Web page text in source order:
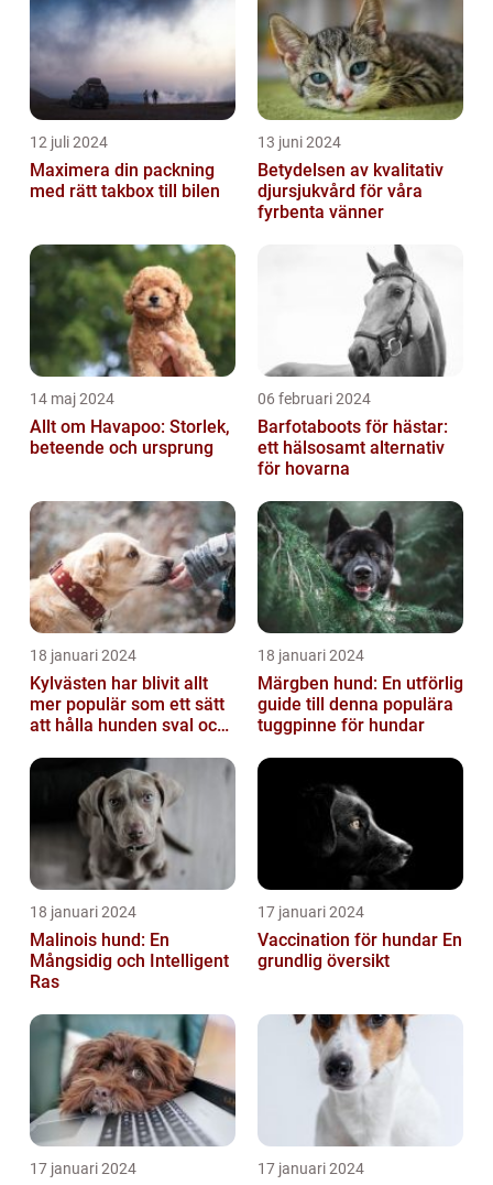
12 juli 2024
Maximera din packning
med rätt takbox till bilen
13 juni 2024
Betydelsen av kvalitativ
djursjukvård för våra
fyrbenta vänner
14 maj 2024
Allt om Havapoo: Storlek,
beteende och ursprung
06 februari 2024
Barfotaboots för hästar:
ett hälsosamt alternativ
för hovarna
18 januari 2024
Kylvästen har blivit allt
mer populär som ett sätt
att hålla hunden sval och
väde...
18 januari 2024
Märgben hund: En utförlig
guide till denna populära
tuggpinne för hundar
18 januari 2024
Malinois hund: En
Mångsidig och Intelligent
Ras
17 januari 2024
Vaccination för hundar En
grundlig översikt
17 januari 2024 17 januari 2024